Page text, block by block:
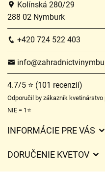
Kolínská 280/29
288 02 Nymburk
+420 724 522 403
4.7/5 ⭐ (101 recenzií)
Odporučil by zákazník kvetinárstvo
NIE = 1⭐
INFORMÁCIE PRE VÁS
DORUČENIE KVETOV